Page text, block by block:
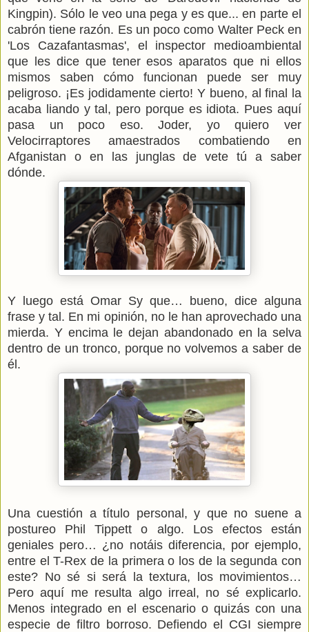
Kingpin). Sólo le veo una pega y es que... en parte el
cabrón tiene razón. Es un poco como Walter Peck en
'Los Cazafantasmas', el inspector medioambiental
que les dice que tener esos aparatos que ni ellos
mismos saben cómo funcionan puede ser muy
peligroso. ¡Es jodidamente cierto! Y bueno, al final la
acaba liando y tal, pero porque es idiota. Pues aquí
pasa un poco eso. Joder, yo quiero ver
Velocirraptores amaestrados combatiendo en
Afganistan o en las junglas de vete tú a saber
dónde.
Y luego está Omar Sy que… bueno, dice alguna
frase y tal. En mi opinión, no le han aprovechado una
mierda. Y encima le dejan abandonado en la selva
dentro de un tronco, porque no volvemos a saber de
él.
Una cuestión a título personal, y que no suene a
postureo Phil Tippett o algo. Los efectos están
geniales pero… ¿no notáis diferencia, por ejemplo,
entre el T-Rex de la primera o los de la segunda con
este? No sé si será la textura, los movimientos…
Pero aquí me resulta algo irreal, no sé explicarlo.
Menos integrado en el escenario o quizás con una
especie de filtro borroso. Defiendo el CGI siempre